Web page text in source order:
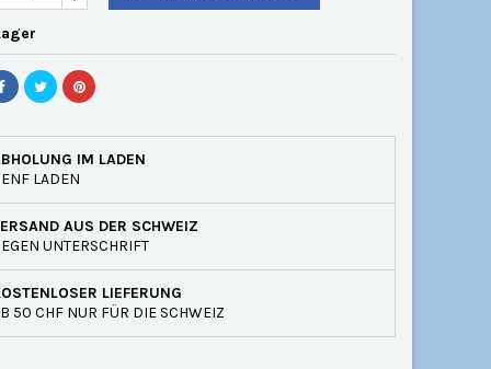
IM LADEN
LADEN
AUS DER SCHWEIZ
UNTERSCHRIFT
LIEFERUNG
50 CHF NUR FÜR DIE SCHWEIZ